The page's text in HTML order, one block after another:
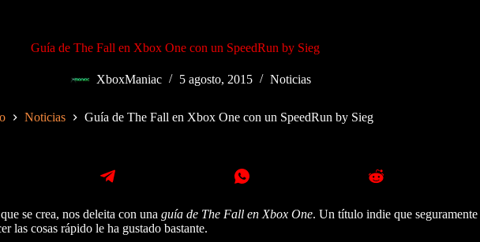
Guía de The Fall en Xbox One con un SpeedRun by Sieg
XboxManiac 5 agosto, 2015 Noticias
Noticias Guía de The Fall en Xbox One con un SpeedRun by Sieg
se crea, nos deleita con una guía de The Fall en Xbox One. Un título indie que
las cosas rápido le ha gustado bastante.